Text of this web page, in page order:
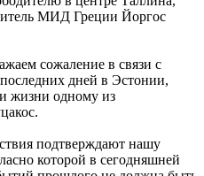
МИД Греции Йоргос
сожаление в связи с
дней в Эстонии,
жизни одному из
подтверждают нашу
которой в сегодняшней